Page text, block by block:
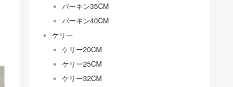
バーキン35CM
バーキン40CM
ケリー
ケリー20CM
ケリー25CM
ケリー32CM